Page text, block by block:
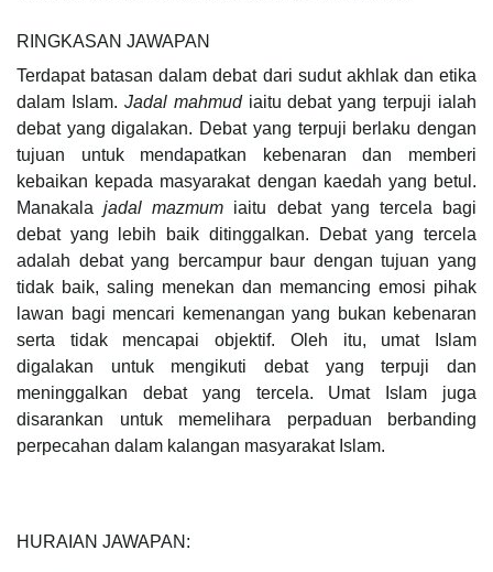
RINGKASAN JAWAPAN
Terdapat batasan dalam debat dari sudut akhlak dan etika
dalam Islam. Jadal mahmudiaitu debat yang terpuji ialah
debat yang digalakan. Debat yang terpuji berlaku dengan
tujuan untuk mendapatkan kebenaran dan memberi
kebaikan kepada masyarakat dengan kaedah yang betul.
Manakalajadal mazmum iaitu debat yang tercela bagi
debat yang lebih baik ditinggalkan. Debat yang tercela
adalah debat yang bercampur baur dengan tujuan yang
tidak baik, saling menekan dan memancing emosi pihak
lawan bagi mencari kemenangan yang bukan kebenaran
serta tidak mencapai objektif. Oleh itu, umat Islam
digalakan untuk mengikuti debat yang terpuji dan
meninggalkan debat yang tercela. Umat Islam juga
disarankan untuk memelihara perpaduan berbanding
perpecahan dalam kalangan masyarakat Islam.
HURAIAN JAWAPAN: